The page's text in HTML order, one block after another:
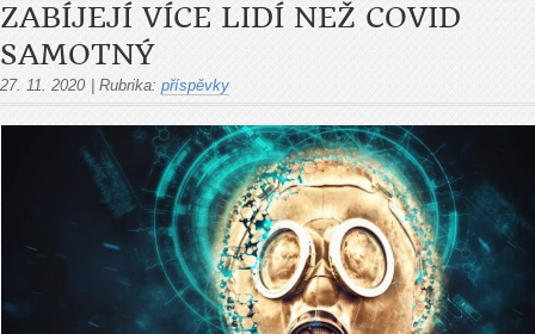
ZABÍJEJÍ VÍCE LIDÍ NEŽ COVID
SAMOTNÝ
27. 11. 2020 Rubrika: příspěvky